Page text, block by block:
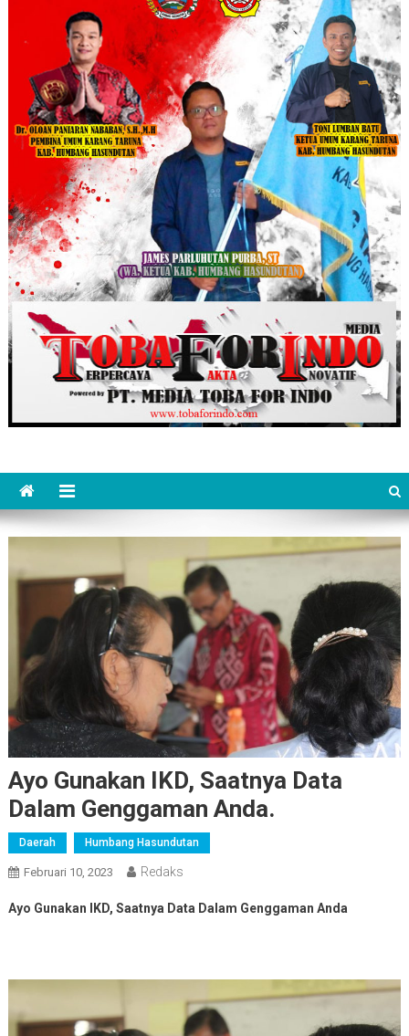
Ayo Gunakan IKD, Saatnya Data
Dalam Genggaman Anda.
Daerah Humbang Hasundutan
Februari 10, 2023 Redaks
Ayo Gunakan IKD, Saatnya Data Dalam Genggaman Anda